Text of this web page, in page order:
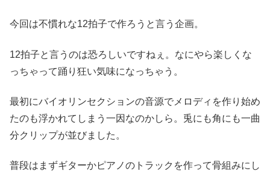
今回は不慣れな12拍子で作ろうと言う企画。
12拍子と言うのは恐ろしいですねぇ。なにやら楽しくな
っちゃって踊り狂い気味になっちゃう。
最初にバイオリンセクションの音源でメロディを作り始め
たのも浮かれてしまう一因なのかしら。兎にも角にも一曲
分クリップが並びました。
普段はまずギターかピアノのトラックを作って骨組みにし